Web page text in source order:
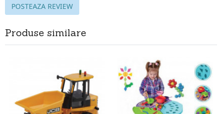
POSTEAZA REVIEW
Produse similare